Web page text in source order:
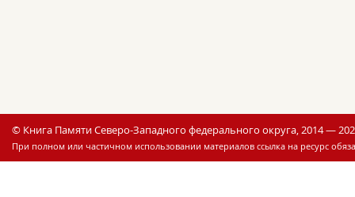
© Книга Памяти Северо-Западного федерального округа, 2014 —
При полном или частичном использовании материалов ссылка на ресурс